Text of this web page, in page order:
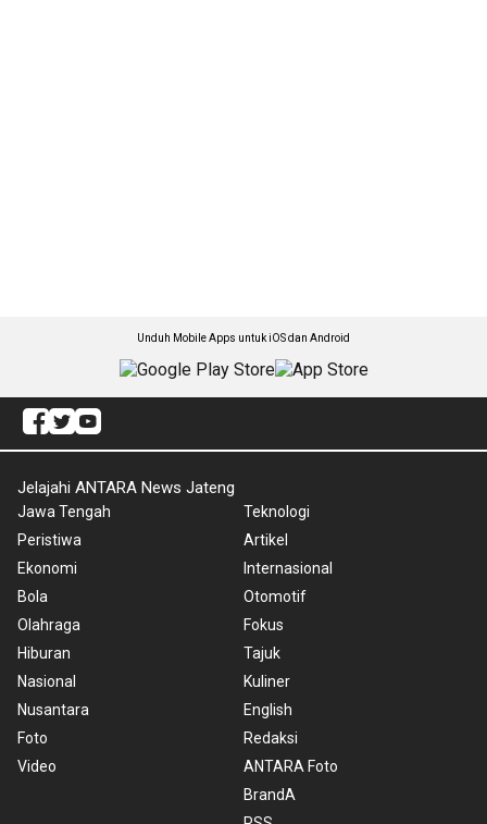
Unduh Mobile Apps untuk iOS dan Android
Jelajahi ANTARA News Jateng
Jawa Tengah
Peristiwa
Ekonomi
Bola
Olahraga
Hiburan
Nasional
Nusantara
Foto
Video
Teknologi
Artikel
Internasional
Otomotif
Fokus
Tajuk
Kuliner
English
Redaksi
ANTARA Foto
BrandA